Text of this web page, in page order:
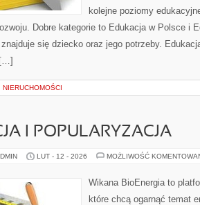
kolejne poziomy
Dobre kategorie to Edukacja w Polsce i
znajduje się dziecko oraz jego potrzeby.
NIERUCHOMOŚCI
I POPULARYZACJA
LUT - 12 - 2026 MOŻLIWOŚĆ
Wikana BioEnergia to
które chcą ogarnąć temat